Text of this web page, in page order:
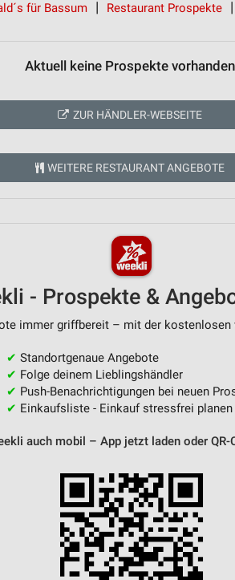
für Bassum Restaurant Prospekte
Aktuell keine Prospekte
ZUR HÄNDLER-WEBSEITE
WEITERE RESTAURANT ANGEBOTE
- Prospekte &
immer griffbereit – mit der kostenlosen
✔ Standortgenaue Angebote
✔ Folge deinem Lieblingshändler
✔ Push-Benachrichtigungen bei neuen
✔ Einkaufsliste - Einkauf stressfrei planen
auch mobil – App jetzt laden oder QR-